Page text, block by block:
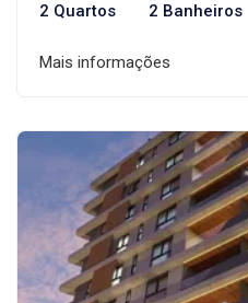
2 Quartos 2 Banheiros
Mais informações